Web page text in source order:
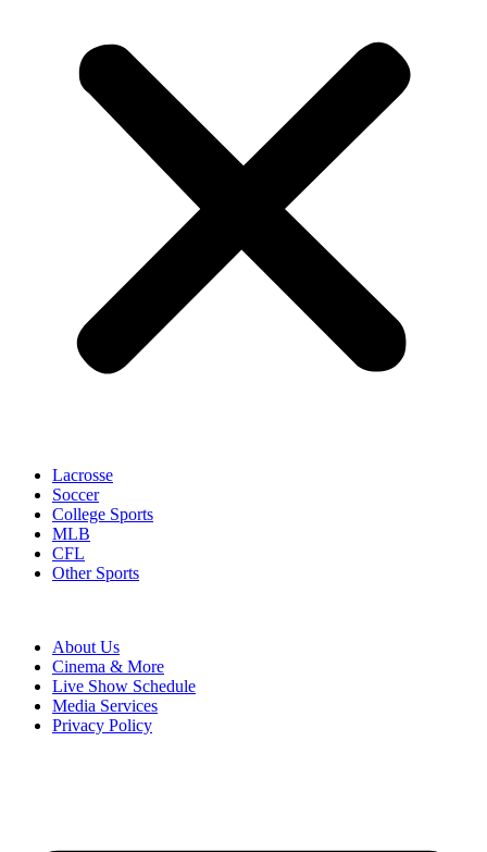
Lacrosse
Soccer
College Sports
MLB
CFL
Other Sports
About Us
Cinema & More
Live Show Schedule
Media Services
Privacy Policy